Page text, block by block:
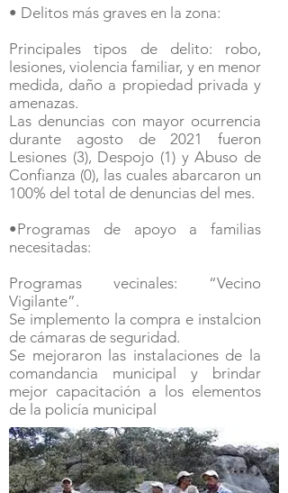
• Delitos más graves en la zona:
Principales tipos de delito: robo,
lesiones, violencia familiar, y en menor
medida, daño a propiedad privada y
amenazas.
Las denuncias con mayor ocurrencia
durante agosto de 2021 fueron
Lesiones (3), Despojo (1) y Abuso de
Confianza (0), las cuales abarcaron un
100% del total de denuncias del mes.
•Programas de apoyo a familias
necesitadas:​
Programas vecinales: “Vecino
Vigilante”.
Se implemento la compra e instalcion
de cámaras de seguridad.
Se mejoraron las instalaciones de la
comandancia municipal y brindar
mejor capacitación a los elementos
de la policía municipal